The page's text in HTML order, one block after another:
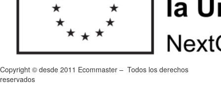
Copyright © desde 2011 Ecommaster – Todos los derechos
reservados